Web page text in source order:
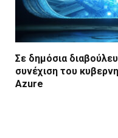
Σε δημόσια
συνέχιση του
Azure